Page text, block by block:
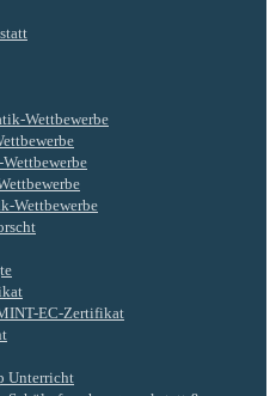
Wettbewerbe
Wettbewerbe
EC-Zertifikat
Unterricht